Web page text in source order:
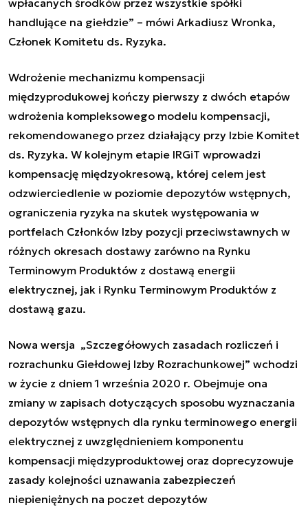
handlujące na giełdzie” – mówi Arkadiusz Wronka,
Członek Komitetu ds. Ryzyka.
Wdrożenie mechanizmu kompensacji
międzyprodukowej kończy pierwszy z dwóch etapów
wdrożenia kompleksowego modelu kompensacji,
rekomendowanego przez działający przy Izbie Komitet
ds. Ryzyka. W kolejnym etapie IRGiT wprowadzi
kompensację międzyokresową, której celem jest
odzwierciedlenie w poziomie depozytów wstępnych,
ograniczenia ryzyka na skutek występowania w
portfelach Członków Izby pozycji przeciwstawnych w
różnych okresach dostawy zarówno na Rynku
Terminowym Produktów z dostawą energii
elektrycznej, jak i Rynku Terminowym Produktów z
dostawą gazu.
Nowa wersja „Szczegółowych zasadach rozliczeń i
rozrachunku Giełdowej Izby Rozrachunkowej” wchodzi
w życie z dniem 1 września 2020 r. Obejmuje ona
zmiany w zapisach dotyczących sposobu wyznaczania
depozytów wstępnych dla rynku terminowego energii
elektrycznej z uwzględnieniem komponentu
kompensacji międzyproduktowej oraz doprecyzowuje
zasady kolejności uznawania zabezpieczeń
niepieniężnych na poczet depozytów